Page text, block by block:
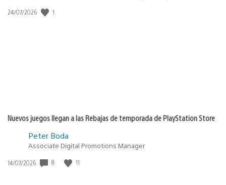
Fecha
24/07/2026 1
Nuevos juegos llegan a las Rebajas de temporada de PlayStation Store
Peter Boda
Associate Digital Promotions Manager
Fecha
14/07/2026 8 11